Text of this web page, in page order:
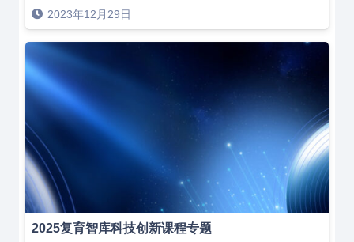
2023年12月29日
2025复育智库科技创新课程专题